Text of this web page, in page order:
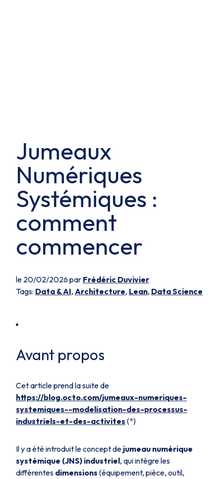
Jumeaux
Numériques
Systémiques :
comment
commencer
le 20/02/2026 par Frédéric Duvivier
Tags: Data & AI, Architecture, Lean, Data Science
Avant propos
Cet article prend la suite de
https://blog.octo.com/jumeaux-numeriques-
systemiques--modelisation-des-processus-
industriels-et-des-activites (*)
Il y a été introduit le concept de jumeau numérique
systémique (JNS) industriel, qui intègre les
différentes dimensions (équipement, pièce, outil,